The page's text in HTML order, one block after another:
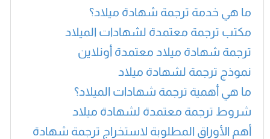
ما هي خدمة ترجمة شهادة ميلاد؟
مكتب ترجمة معتمدة لشهادات الميلاد
ترجمة شهادة ميلاد معتمدة أونلاين
نموذج ترجمة لشهادة ميلاد
ما هي أهمية ترجمة شهادات الميلاد؟
شروط ترجمة معتمدة لشهادة ميلاد
أهم الأوراق المطلوبة لاستخراج ترجمة شهادة